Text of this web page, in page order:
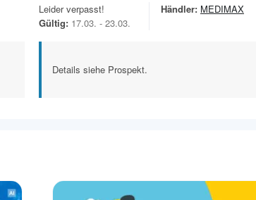
Leider verpasst!
Gültig: 17.03. - 23.03.
Händler: MEDIMAX
Details siehe Prospekt.